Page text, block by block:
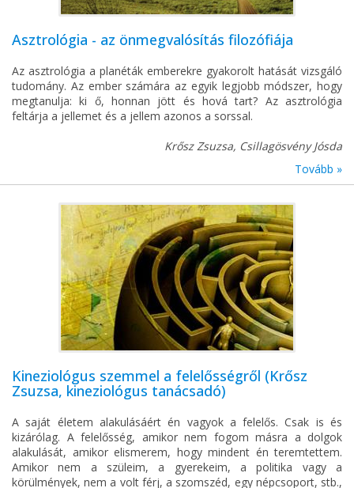
Asztrológia - az önmegvalósítás filozófiája
Az asztrológia a planéták emberekre gyakorolt hatását vizsgáló
tudomány. Az ember számára az egyik legjobb módszer, hogy
megtanulja: ki ő, honnan jött és hová tart? Az asztrológia
feltárja a jellemet és a jellem azonos a sorssal.
Krősz Zsuzsa, Csillagösvény Jósda
Tovább »
Kineziológus szemmel a felelősségről (Krősz
Zsuzsa, kineziológus tanácsadó)
A saját életem alakulásáért én vagyok a felelős. Csak is és
kizárólag. A felelősség, amikor nem fogom másra a dolgok
alakulását, amikor elismerem, hogy mindent én teremtettem.
Amikor nem a szüleim, a gyerekeim, a politika vagy a
körülmények, nem a volt férj, a szomszéd, egy népcsoport, stb.,